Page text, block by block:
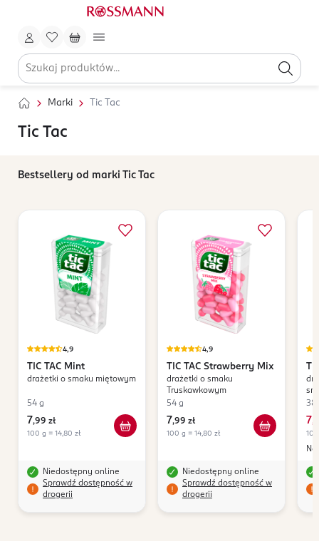
Marki Tic Tac
Tic Tac
Bestsellery od marki Tic Tac
4,9
TIC TAC Mint
drażetki o smaku miętowym
54 g
7,99 zł
100 g = 14,80 zł
Niedostępny online
Sprawdź dostępność w
drogerii
4,9
TIC TAC Strawberry Mix
drażetki o smaku
Truskawkowym
54 g
7,99 zł
100 g = 14,80 zł
Niedostępny online
Sprawdź dostępność w
drogerii
7,
100